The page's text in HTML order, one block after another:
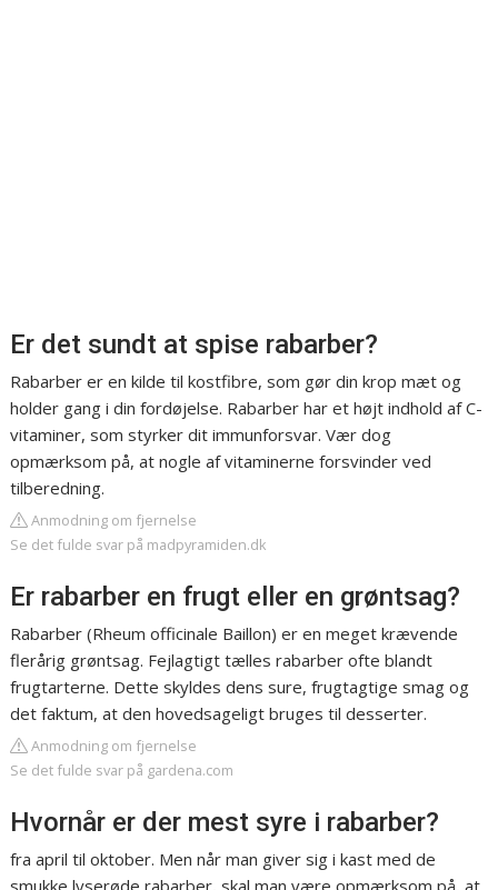
Er det sundt at spise rabarber?
Rabarber er en kilde til kostfibre, som gør din krop mæt og
holder gang i din fordøjelse. Rabarber har et højt indhold af C-
vitaminer, som styrker dit immunforsvar. Vær dog
opmærksom på, at nogle af vitaminerne forsvinder ved
tilberedning.
Anmodning om fjernelse
Se det fulde svar på madpyramiden.dk
Er rabarber en frugt eller en grøntsag?
Rabarber (Rheum officinale Baillon) er en meget krævende
flerårig grøntsag. Fejlagtigt tælles rabarber ofte blandt
frugtarterne. Dette skyldes dens sure, frugtagtige smag og
det faktum, at den hovedsageligt bruges til desserter.
Anmodning om fjernelse
Se det fulde svar på gardena.com
Hvornår er der mest syre i rabarber?
fra april til oktober. Men når man giver sig i kast med de